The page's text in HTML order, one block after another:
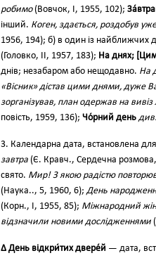
робимо(Вовчок, І, 1955, 102);
інший. Коген, здається, роздобув
1956, 194); б) в один із найближчих
(Головко, II, 1957, 183); На днях;
днів; незабаром або нещодавно. На
«Вісник» дістав цими днями, дуже
зорганізував, план одержав на
повість, 1959, 136); Чо́рний день див.
3. Календарна дата, встановлена
завтра (Є. Кравч., Сердечна
свято. Мир! З якою радістю
(Наука.., 5, 1960, 6);День
(Корн., І, 1955, 85); Міжнародний
відзначили новими дослідженнями
∆ День відкри́тих двере́й — дата,